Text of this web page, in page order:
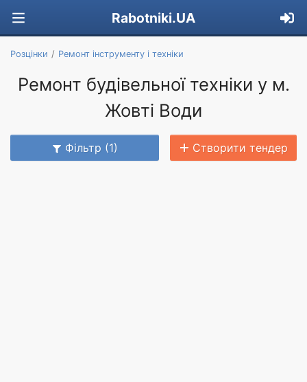
Rabotniki.UA
Розцінки Ремонт інструменту і техніки
Ремонт будівельної техніки у м.
Жовті Води
Фільтр (1) Створити тендер